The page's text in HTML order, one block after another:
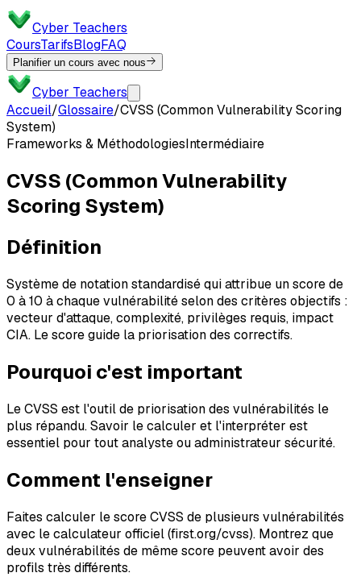
Cyber Teachers
CoursTarifsBlogFAQ
Planifier un cours avec nous
Cyber Teachers
Accueil/Glossaire/CVSS (Common Vulnerability Scoring
System)
Frameworks & MéthodologiesIntermédiaire
CVSS (Common Vulnerability
Scoring System)
Définition
Système de notation standardisé qui attribue un score de
0 à 10 à chaque vulnérabilité selon des critères objectifs :
vecteur d'attaque, complexité, privilèges requis, impact
CIA. Le score guide la priorisation des correctifs.
Pourquoi c'est important
Le CVSS est l'outil de priorisation des vulnérabilités le
plus répandu. Savoir le calculer et l'interpréter est
essentiel pour tout analyste ou administrateur sécurité.
Comment l'enseigner
Faites calculer le score CVSS de plusieurs vulnérabilités
avec le calculateur officiel (first.org/cvss). Montrez que
deux vulnérabilités de même score peuvent avoir des
profils très différents.